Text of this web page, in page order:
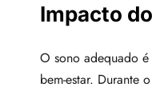
Impacto
O sono adequado
bem-estar. Durante